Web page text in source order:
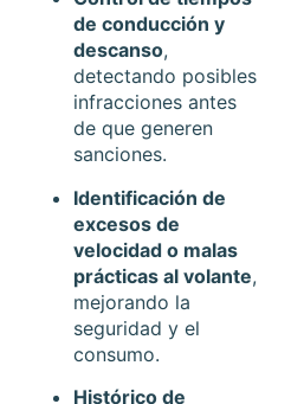
de conducción y
descanso,
detectando posibles
infracciones antes
de que generen
sanciones.
Identificación de
excesos de
velocidad o malas
prácticas al volante,
mejorando la
seguridad y el
consumo.
Histórico de